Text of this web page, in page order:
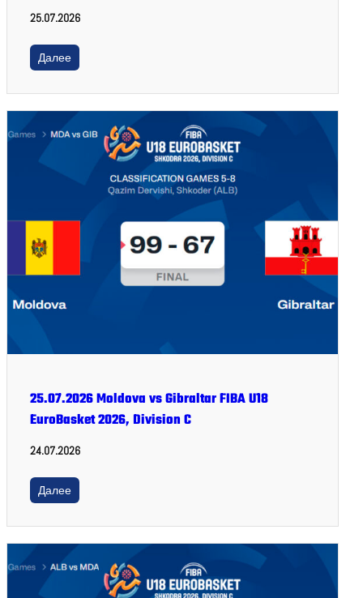
25.07.2026
Далее
25.07.2026 Moldova vs Gibraltar FIBA U18
EuroBasket 2026, Division C
24.07.2026
Далее